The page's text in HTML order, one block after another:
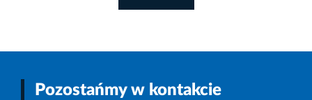
Pozostańmy w kontakcie